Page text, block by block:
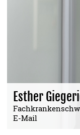
Esther
E-Mail